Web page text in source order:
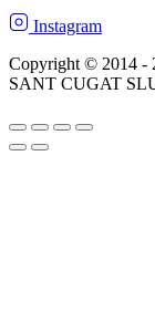
Instagram
Copyright © 2014 -
SANT CUGAT